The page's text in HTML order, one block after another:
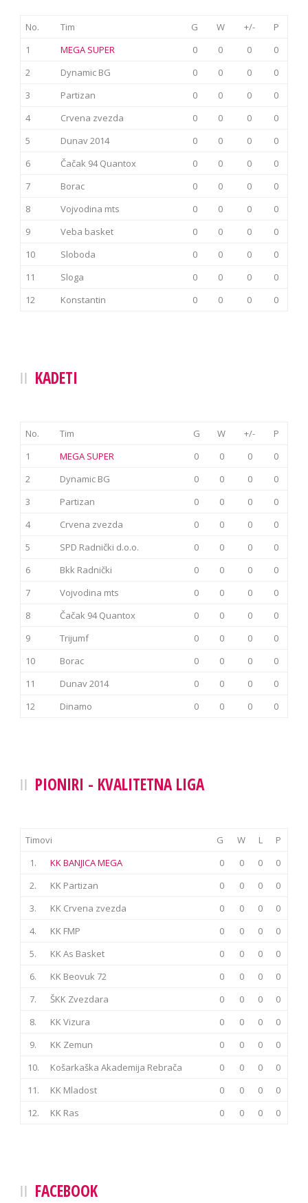
No. Tim G W +/-
P
1
MEGA SUPER 0 0 0
0
2
Dynamic BG 0 0 0
0
3
Partizan 0 0 0
0
4
Crvena zvezda 0 0 0
0
5
Dunav 2014 0 0 0
0
6
Čačak 94 Quantox 0 0 0
0
7
Borac 0 0 0
0
8
Vojvodina mts 0 0 0
0
9
Veba basket 0 0 0
0
10
Sloboda 0 0 0
0
11
Sloga 0 0 0
0
12
Konstantin 0 0 0 0
KADETI
No. Tim G W +/-
P
1
MEGA SUPER 0 0 0
0
2
Dynamic BG 0 0 0
0
3
Partizan 0 0 0
0
4
Crvena zvezda 0 0 0
0
5
SPD Radnički d.o.o. 0 0 0
0
6
Bkk Radnički 0 0 0
0
7
Vojvodina mts 0 0 0
0
8
Čačak 94 Quantox 0 0 0
0
9
Trijumf 0 0 0
0
10
Borac 0 0 0
0
11
Dunav 2014 0 0 0
0
12
Dinamo 0 0 0 0
PIONIRI - KVALITETNA LIGA
Timovi G W L
P
1.
KK BANJICA MEGA 0 0 0
0
2.
KK Partizan 0 0 0
0
3.
KK Crvena zvezda 0 0 0
0
4.
KK FMP 0 0 0
0
5.
KK As Basket 0 0 0
0
6.
KK Beovuk 72 0 0 0
0
7.
ŠKK Zvezdara 0 0 0
0
8.
KK Vizura 0 0 0
0
9.
KK Zemun 0 0 0
0
10.
Košarkaška Akademija Rebrača 0 0 0
0
11.
KK Mladost 0 0 0
0
12.
KK Ras 0 0 0 0
FACEBOOK